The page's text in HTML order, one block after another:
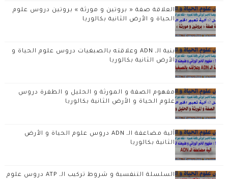
العلاقة صفة « بروتين و مورثة » بروتين دروس علوم
الحياة و الأرض الثانية بكالوريا
بنية الـ ADN وعلاقته بالصبغيات دروس علوم الحياة و
الأرض الثانية بكالوريا
مفهوم الصفة و المورثة و الحليل و الطفرة دروس
علوم الحياة و الأرض الثانية بكالوريا
آلية مضاعفة الـ ADN دروس علوم الحياة و الأرض
الثانية بكالوريا
السلسلة التنفسية و شروط تركيب الـ ATP دروس علوم